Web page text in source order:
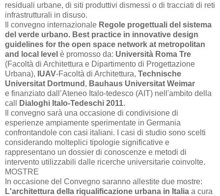
residuali urbane, di siti produttivi dismessi o di tracciati di reti
infrastrutturali in disuso.
Il convegno internazionale Regole progettuali del sistema
del verde urbano. Best practice in innovative design
guidelines for the open space network at metropolitan
and local level è promosso da: Università Roma Tre
(Facoltà di Architettura e Dipartimento di Progettazione
Urbana), IUAV-Facoltà di Architettura, Technische
Universitat Dortmund , Bauhaus Universitat Weimar
e finanziato dall’Ateneo Italo-tedesco (AIT) nell'ambito della
call
Dialoghi Italo-Tedeschi 2011.
Il convegno sarà una occasione di condivisione di
esperienze ampiamente sperimentate in Germania
confrontandole con casi italiani. I casi di studio sono scelti
considerando molteplici tipologie significative e
rappresentano un dossier di conoscenze e metodi di
intervento utilizzabili dalle ricerche universitarie coinvolte.
MOSTRE
In occasione del Convegno saranno allestite due mostre:
L'architettura della riqualificazione urbana in Italia a cura